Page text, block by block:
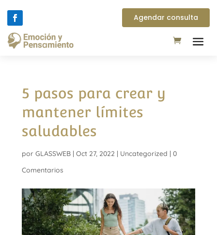
Agendar consulta
5 pasos para crear y
mantener límites
saludables
por GLASSWEB| Oct 27, 2022 | Uncategorized | 0
Comentarios